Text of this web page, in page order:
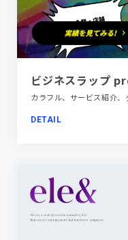
ビジネスラップ
DETAIL